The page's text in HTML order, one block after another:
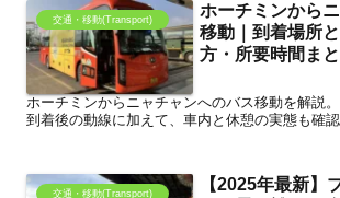
交通・移動(Transport)
ホーチミンから
移動｜到着場所
方・所要時間ま
ホーチミンからニャチャンへのバス移動を解説
到着後の動線に加えて、車内と休憩の実態も確認
交通・移動(Transport)
【2025年最新】